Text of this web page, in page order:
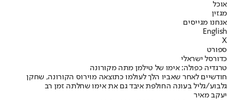
אוכל
מגזין
אנחנו מגייסים
English
X
ספורט
כדורסל ישראלי
טרגדיה כפולה: אימו של טילמן מתה מקורונה
חודשיים לאחר שאביו הלך לעולמו כתוצאה מוירוס הקורונה, שחקן
גלבוע/גליל בעונה החולפת איבד גם את אימו שחלתה זמן רב
יעקב מאיר